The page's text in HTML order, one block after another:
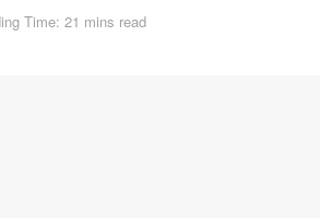
Time: 21 mins read